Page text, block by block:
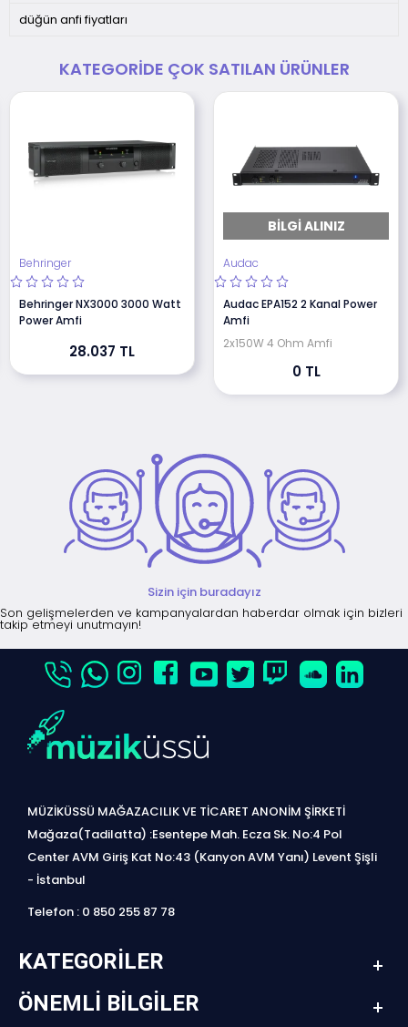
düğün anfi fiyatları
KATEGORIDE ÇOK SATILAN ÜRÜNLER
Behringer
Behringer NX3000 3000 Watt
Power Amfi
28.037 TL
BILGI ALINIZ
Audac
Audac EPA152 2 Kanal Power
Amfi
2x150W 4 Ohm Amfi
0 TL
Sizin için buradayız
Son gelişmelerden ve kampanyalardan haberdar olmak için bizleri
takip etmeyi unutmayın!
MÜZİKÜSSÜ MAĞAZACILIK VE TİCARET ANONİM ŞİRKETİ
Mağaza(Tadilatta) :Esentepe Mah. Ecza Sk. No:4 Pol
Center AVM Giriş Kat No:43 (Kanyon AVM Yanı) Levent Şişli
- İstanbul
Telefon : 0 850 255 87 78
KATEGORILER
ÖNEMLI BILGILER